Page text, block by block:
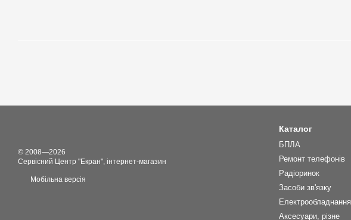
© 2008—2026
Сервісний Центр "Екран", інтернет-магазин
Мобільна версія
Каталог
БПЛА
Ремонт телефонів
Радіоринок
Засоби зв'язку
Електрообладнання
Аксесуари, різне